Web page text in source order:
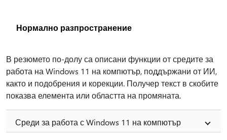
Нормално разпространение
В резюмето по-долу са описани функции от средите за
работа на Windows 11 на компютър, поддържани от ИИ,
както и подобрения и корекции. Получер текст в скобите
показва елемента или областта на промяната.
Среди за работа с Windows 11 на компютър